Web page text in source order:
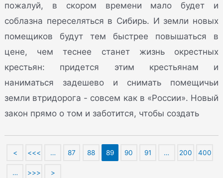
пожалуй, в скором времени мало будет и
соблазна переселяться в Сибирь. И земли новых
помещиков будут тем быстрее повышаться в
цене, чем теснее станет жизнь окрестных
крестьян: придется этим крестьянам и
наниматься задешево и снимать помещичьи
земли втридорога - совсем как в «России». Новый
закон прямо о том и заботится, чтобы создать
< <<< … 87 88 89 90 91 … 200 400
… >>> >